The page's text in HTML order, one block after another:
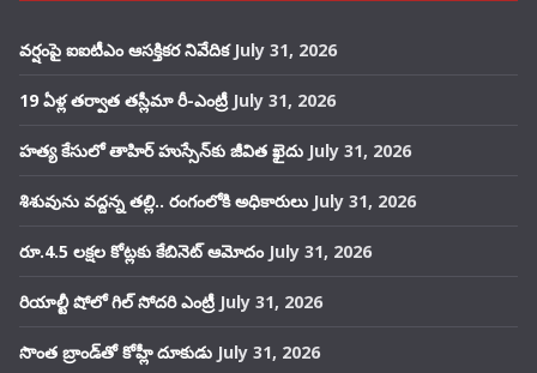
వర్షంపై ఐఐటీఎం ఆసక్తికర నివేదిక July 31, 2026
19 ఏళ్ల తర్వాత తస్లీమా రీ-ఎంట్రీ July 31, 2026
హత్య కేసులో తాహిర్ హుస్సేన్‌కు జీవిత ఖైదు July 31, 2026
శిశువును వద్దన్న తల్లి.. రంగంలోకి అధికారులు July 31, 2026
రూ.4.5 లక్షల కోట్లకు కేబినెట్ ఆమోదం July 31, 2026
రియాల్టీ షోలో గిల్ సోదరి ఎంట్రీ July 31, 2026
సొంత బ్రాండ్‌తో కోహ్లీ దూకుడు July 31, 2026